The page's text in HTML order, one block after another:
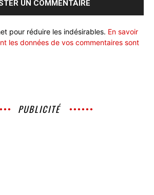
pour réduire les indésirables. En savoir
les données de vos commentaires sont
PUBLICITÉ